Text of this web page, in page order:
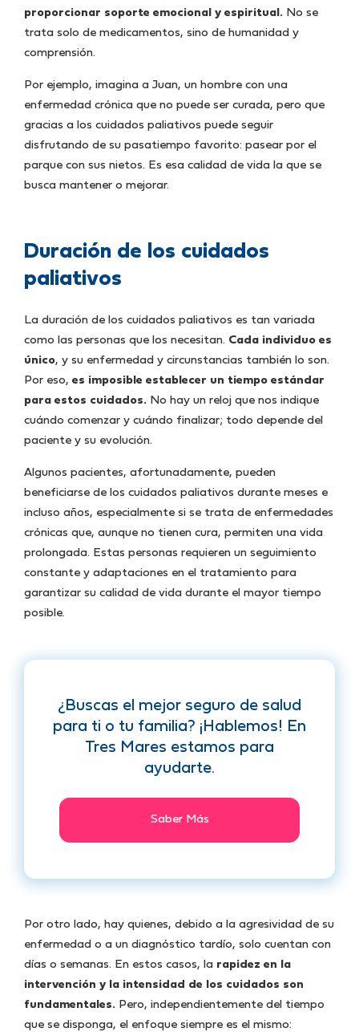
proporcionar soporte emocional y espiritual. No se
trata solo de medicamentos, sino de humanidad y
comprensión.
Por ejemplo, imagina a Juan, un hombre con una
enfermedad crónica que no puede ser curada, pero que
gracias a los cuidados paliativos puede seguir
disfrutando de su pasatiempo favorito: pasear por el
parque con sus nietos. Es esa calidad de vida la que se
busca mantener o mejorar.
Duración de los cuidados
paliativos
La duración de los cuidados paliativos es tan variada
como las personas que los necesitan. Cada individuo es
único, y su enfermedad y circunstancias también lo son.
Por eso, es imposible establecer un tiempo estándar
para estos cuidados. No hay un reloj que nos indique
cuándo comenzar y cuándo finalizar; todo depende del
paciente y su evolución.
Algunos pacientes, afortunadamente, pueden
beneficiarse de los cuidados paliativos durante meses e
incluso años, especialmente si se trata de enfermedades
crónicas que, aunque no tienen cura, permiten una vida
prolongada. Estas personas requieren un seguimiento
constante y adaptaciones en el tratamiento para
garantizar su calidad de vida durante el mayor tiempo
posible.
¿Buscas el mejor seguro de salud
para ti o tu familia? ¡Hablemos! En
Tres Mares estamos para
ayudarte.
Saber Más
Por otro lado, hay quienes, debido a la agresividad de su
enfermedad o a un diagnóstico tardío, solo cuentan con
días o semanas. En estos casos, la rapidez en la
intervención y la intensidad de los cuidados son
fundamentales. Pero, independientemente del tiempo
que se disponga, el enfoque siempre es el mismo: